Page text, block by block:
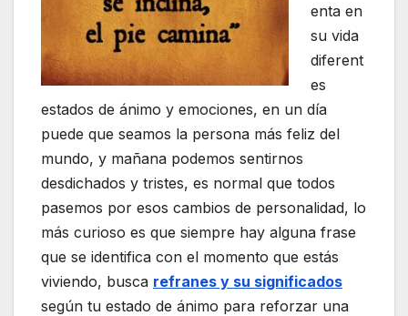
enta en
su vida
diferent
es
estados de ánimo y emociones, en un día
puede que seamos la persona más feliz del
mundo, y mañana podemos sentirnos
desdichados y tristes, es normal que todos
pasemos por esos cambios de personalidad, lo
más curioso es que siempre hay alguna frase
que se identifica con el momento que estás
viviendo, busca refranes y su significados
según tu estado de ánimo para reforzar una